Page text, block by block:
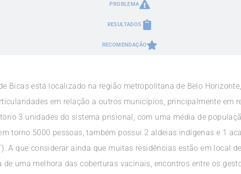
PROBLEMA
RESULTADOS
RECOMENDAÇÃO
Bicas está localizado na região metropolitana de Belo
em relação a outros municípios, principalmente em
3 unidades do sistema prisional, com uma média de
torno 5000 pessoas, também possui 2 aldeias indígenas e 1
A que considerar ainda que muitas residências estão em local
de uma melhora das coberturas vacinais, encontros entre os